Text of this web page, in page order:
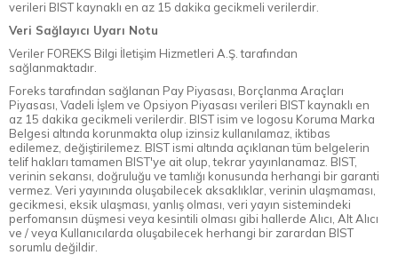
verileri BIST kaynaklı en az 15 dakika gecikmeli verilerdir.
Veri Sağlayıcı Uyarı Notu
Veriler FOREKS Bilgi İletişim Hizmetleri A.Ş. tarafından
sağlanmaktadır.
Foreks tarafından sağlanan Pay Piyasası, Borçlanma Araçları
Piyasası, Vadeli İşlem ve Opsiyon Piyasası verileri BIST kaynaklı en
az 15 dakika gecikmeli verilerdir. BIST isim ve logosu Koruma Marka
Belgesi altında korunmakta olup izinsiz kullanılamaz, iktibas
edilemez, değiştirilemez. BIST ismi altında açıklanan tüm belgelerin
telif hakları tamamen BIST'ye ait olup, tekrar yayınlanamaz. BIST,
verinin sekansı, doğruluğu ve tamlığı konusunda herhangi bir garanti
vermez. Veri yayınında oluşabilecek aksaklıklar, verinin ulaşmaması,
gecikmesi, eksik ulaşması, yanlış olması, veri yayın sistemindeki
perfomansın düşmesi veya kesintili olması gibi hallerde Alıcı, Alt Alıcı
ve / veya Kullanıcılarda oluşabilecek herhangi bir zarardan BIST
sorumlu değildir.